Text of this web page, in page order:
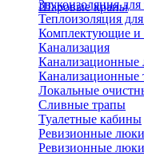
Шаровые краны
Звукоизоляция для
Теплоизоляция
Комплектующие и
Канализация
Канализационные
Локальные
Сливные трапы
Туалетные кабины
Ревизионные люки
Ревизионные